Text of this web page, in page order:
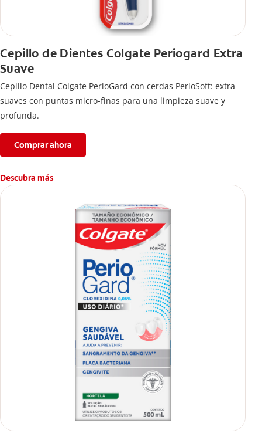
Cepillo de Dientes Colgate Periogard Extra
Suave
Cepillo Dental Colgate PerioGard con cerdas PerioSoft: extra
suaves con puntas micro-finas para una limpieza suave y
profunda.
Comprar ahora
Descubra más